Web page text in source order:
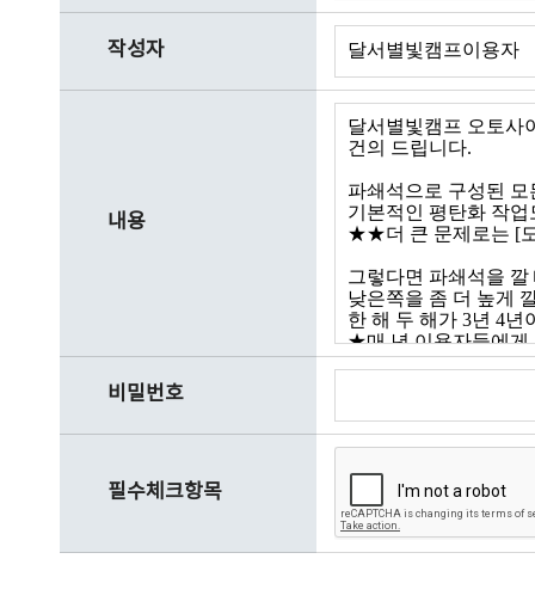
작성자
내용
비밀번호
필수체크항목